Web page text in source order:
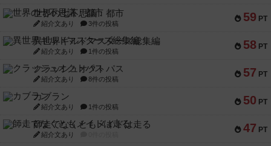
59 PT
世界の七不思議：都市
紹介文あり 3件の投稿
58 PT
異世界ギルドマスターズ総集編
紹介文あり 1件の投稿
57 PT
クラッシュオクトパス
紹介文あり 8件の投稿
50 PT
カブラン
紹介文あり 1件の投稿
47 PT
師走でなくともメイドは走る
紹介文あり